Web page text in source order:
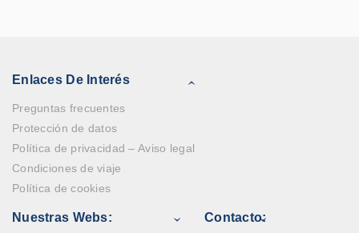
Enlaces De Interés
Preguntas frecuentes
Protección de datos
Política de privacidad – Aviso legal
Condiciones de viaje
Política de cookies
Nuestras Webs: Contacto: